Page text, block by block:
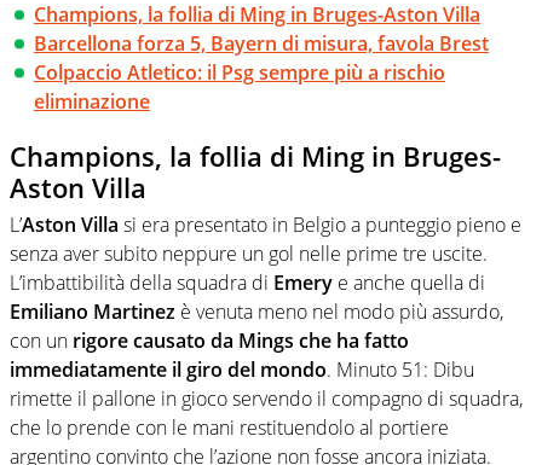
Champions, la follia di Ming in Bruges-Aston Villa
Barcellona forza 5, Bayern di misura, favola Brest
Colpaccio Atletico: il Psg sempre più a rischio
eliminazione
Champions, la follia di Ming in Bruges-
Aston Villa
L’Aston Villa si era presentato in Belgio a punteggio pieno e
senza aver subito neppure un gol nelle prime tre uscite.
L’imbattibilità della squadra di Emery e anche quella di
Emiliano Martinez è venuta meno nel modo più assurdo,
con un rigore causato da Mings che ha fatto
immediatamente il giro del mondo. Minuto 51: Dibu
rimette il pallone in gioco servendo il compagno di squadra,
che lo prende con le mani restituendolo al portiere
argentino convinto che l’azione non fosse ancora iniziata.